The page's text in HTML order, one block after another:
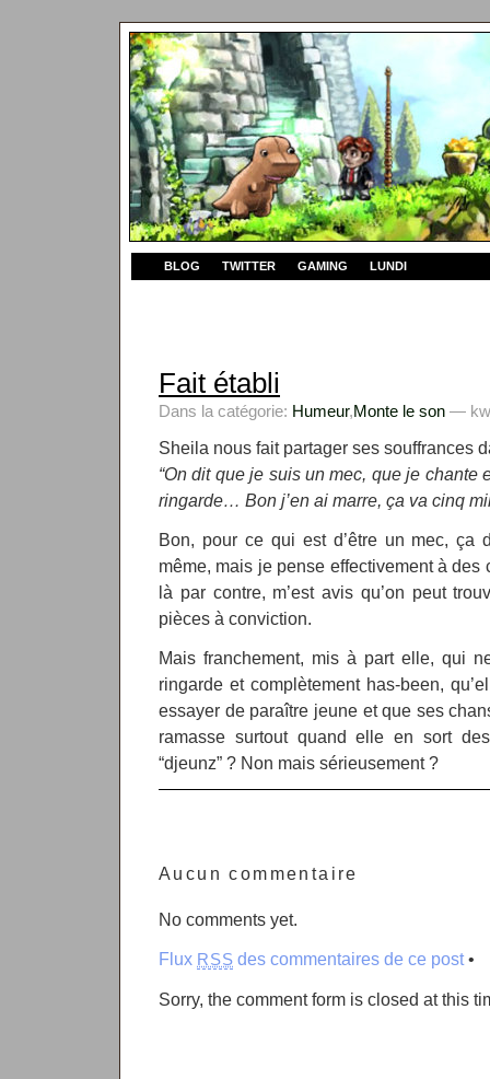
BLOG TWITTER GAMING LUNDI
Fait établi
Dans la catégorie: Humeur,Monte le son —
Sheila nous fait partager ses souffrances
“On dit que je suis un mec, que je chante
ringarde… Bon j’en ai marre, ça va cinq
Bon, pour ce qui est d’être un mec, ça
même, mais je pense effectivement à
là par contre, m’est avis qu’on peut
pièces à conviction.
Mais franchement, mis à part elle, qui
ringarde et complètement has-been,
essayer de paraître jeune et que ses
ramasse surtout quand elle en sort
“djeunz” ? Non mais sérieusement ?
Aucun commentaire
No comments yet.
Flux RSS des commentaires de ce post•
Sorry, the comment form is closed at this